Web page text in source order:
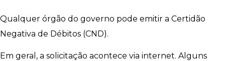
Qualquer órgão do governo pode emitir a Certidão
Negativa de Débitos (CND).
Em geral, a solicitação acontece via internet. Alguns